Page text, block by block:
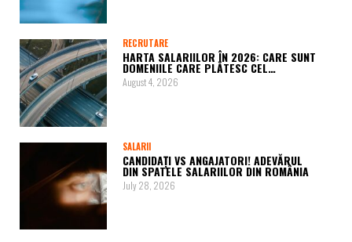
RECRUTARE
HARTA SALARIILOR ÎN 2026: CARE SUNT
DOMENIILE CARE PLĂTESC CEL…
August 4, 2026
SALARII
CANDIDAȚI VS ANGAJATORI! ADEVĂRUL
DIN SPATELE SALARIILOR DIN ROMÂNIA
July 28, 2026